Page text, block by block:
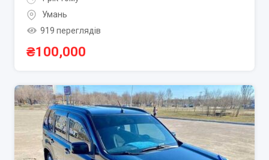
Умань
919 переглядів
₴100,000